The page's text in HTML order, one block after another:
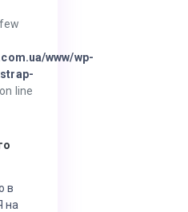
www/wp-
on line
в
на